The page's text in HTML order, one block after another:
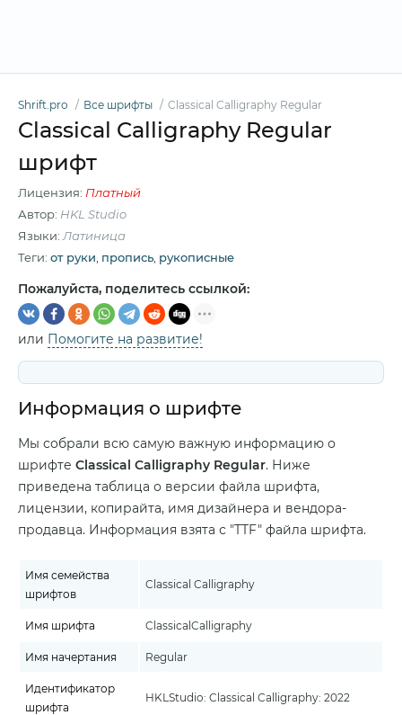
Shrift.pro Все шрифты Classical Calligraphy Regular
Classical Calligraphy Regular
шрифт
Лицензия: Платный
Автор: HKL Studio
Языки: Латиница
Теги: от руки пропись рукописные
Пожалуйста, поделитесь ссылкой:
или Помогите на развитие!
Информация о шрифте
Мы собрали всю самую важную информацию о
шрифте Classical Calligraphy Regular. Ниже
приведена таблица о версии файла шрифта,
лицензии, копирайта, имя дизайнера и вендора-
продавца. Информация взята с "TTF" файла шрифта.
Имя семейства
шрифтов
Classical Calligraphy
Имя шрифта ClassicalCalligraphy
Имя начертания Regular
Идентификатор
шрифта
HKLStudio: Classical Calligraphy: 2022